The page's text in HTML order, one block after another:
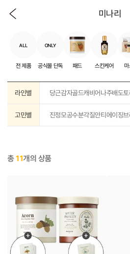
미나리
ALL
전 제품
ONLY
공식몰 단독 패드 스킨케어 마
라인별 당근감자골드캐비어나주배도토
고민별 진정모공수분각질안티에이징
총11개의 상품